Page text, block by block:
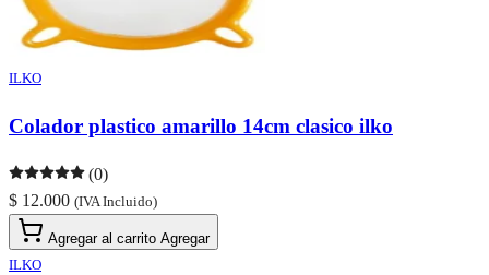
ILKO
Colador plastico amarillo 14cm clasico ilko
(0)
$ 12.000 (IVA Incluido)
Agregar al carrito Agregar
ILKO